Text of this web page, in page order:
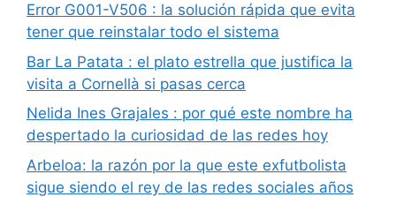
Error G001-V506 : la solución rápida que evita
tener que reinstalar todo el sistema
Bar La Patata : el plato estrella que justifica la
visita a Cornellà si pasas cerca
Nelida Ines Grajales : por qué este nombre ha
despertado la curiosidad de las redes hoy
Arbeloa: la razón por la que este exfutbolista
sigue siendo el rey de las redes sociales años